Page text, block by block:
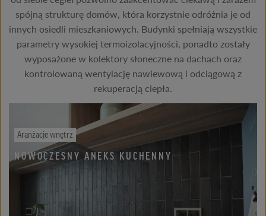
spójną strukturę domów, która korzystnie odróżnia je od
innych osiedli mieszkaniowych. Budynki spełniają wszystkie
parametry wysokiej termoizolacyjności, ponadto zostały
wyposażone w kolektory słoneczne na dachach oraz
kontrolowaną wentylację nawiewową i odciągową z
rekuperacją ciepła.
Aranżacje wnętrz
NOWOCZESNY ANEKS KUCHENNY